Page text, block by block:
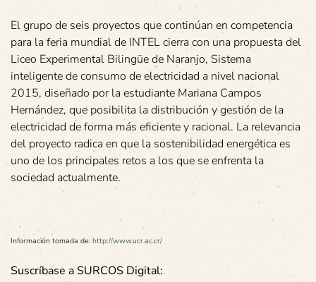
El grupo de seis proyectos que continúan en competencia
para la feria mundial de INTEL cierra con una propuesta del
Liceo Experimental Bilingüe de Naranjo, Sistema
inteligente de consumo de electricidad a nivel nacional
2015, diseñado por la estudiante Mariana Campos
Hernández, que posibilita la distribución y gestión de la
electricidad de forma más eficiente y racional. La relevancia
del proyecto radica en que la sostenibilidad energética es
uno de los principales retos a los que se enfrenta la
sociedad actualmente.
Información tomada de: http://www.ucr.ac.cr/
Suscríbase a SURCOS Digital: